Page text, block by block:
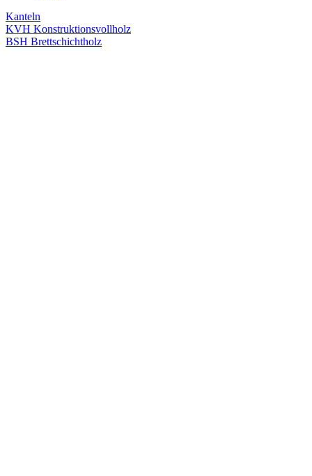
Kanteln
KVH Konstruktionsvollholz
BSH Brettschichtholz